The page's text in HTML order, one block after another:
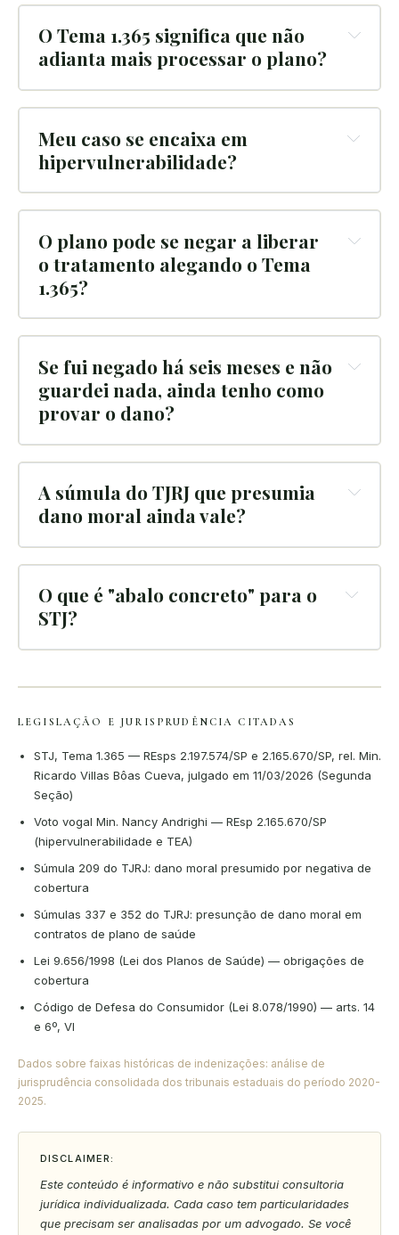
O Tema 1.365 significa que não
adianta mais processar o plano?
Meu caso se encaixa em
hipervulnerabilidade?
O plano pode se negar a liberar
o tratamento alegando o Tema
1.365?
Se fui negado há seis meses e não
guardei nada, ainda tenho como
provar o dano?
A súmula do TJRJ que presumia
dano moral ainda vale?
O que é "abalo concreto" para o
STJ?
LEGISLAÇÃO E JURISPRUDÊNCIA CITADAS
STJ, Tema 1.365 — REsps 2.197.574/SP e 2.165.670/SP, rel. Min.
Ricardo Villas Bôas Cueva, julgado em 11/03/2026 (Segunda
Seção)
Voto vogal Min. Nancy Andrighi — REsp 2.165.670/SP
(hipervulnerabilidade e TEA)
Súmula 209 do TJRJ: dano moral presumido por negativa de
cobertura
Súmulas 337 e 352 do TJRJ: presunção de dano moral em
contratos de plano de saúde
Lei 9.656/1998 (Lei dos Planos de Saúde) — obrigações de
cobertura
Código de Defesa do Consumidor (Lei 8.078/1990) — arts. 14
e 6º, VI
Dados sobre faixas históricas de indenizações: análise de
jurisprudência consolidada dos tribunais estaduais do período 2020-
2025.
DISCLAIMER:
Este conteúdo é informativo e não substitui consultoria
jurídica individualizada. Cada caso tem particularidades
que precisam ser analisadas por um advogado. Se você